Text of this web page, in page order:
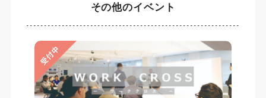
その他のイベント